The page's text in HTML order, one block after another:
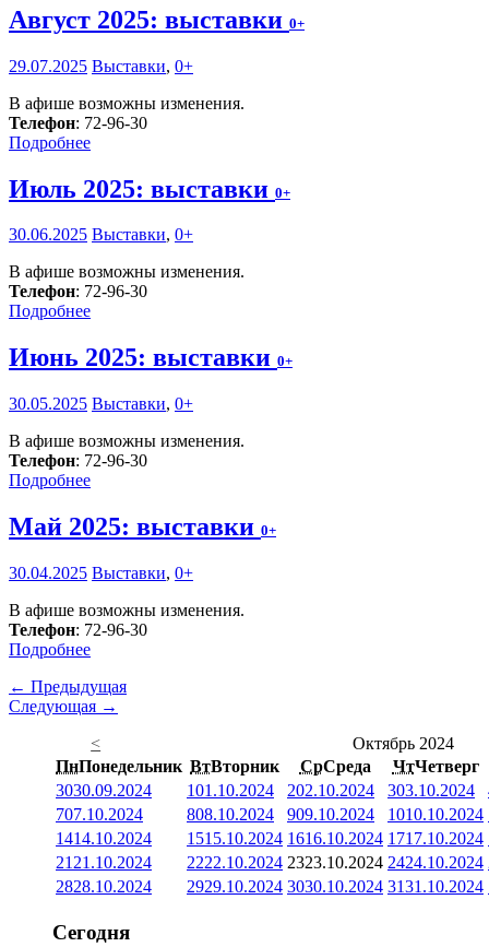
Август 2025: выставки 0+
29.07.2025 Выставки, 0+
В афише возможны изменения.
Телефон: 72-96-30
Подробнее
Июль 2025: выставки 0+
30.06.2025 Выставки, 0+
В афише возможны изменения.
Телефон: 72-96-30
Подробнее
Июнь 2025: выставки 0+
30.05.2025 Выставки, 0+
В афише возможны изменения.
Телефон: 72-96-30
Подробнее
Май 2025: выставки 0+
30.04.2025 Выставки, 0+
В афише возможны изменения.
Телефон: 72-96-30
Подробнее
← Предыдущая
Следующая →
<
Октябрь 2024
ПнПонедельник ВтВторник СрСреда ЧтЧетверг
3030.09.2024 101.10.2024 202.10.2024 303.10.2024
707.10.2024 808.10.2024 909.10.2024 1010.10.2024
1414.10.2024 1515.10.2024 1616.10.2024 1717.10.2024
21 21.10.2024 2222.10.2024 2323.10.2024 2424.10.2024
2828.10.2024 2929.10.2024 3030.10.2024 3131.10.2024
Сегодня